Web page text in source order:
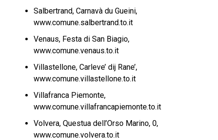
Salbertrand, Carnavà du Gueini,
www.comune.salbertrand.to.it
Venaus, Festa di San Biagio,
www.comune.venaus.to.it
Villastellone, Carleve’ dij Rane’,
www.comune.villastellone.to.it
Villafranca Piemonte,
www.comune.villafrancapiemonte.to.it
Volvera, Questua dell’Orso Marino, 0,
www.comune.volvera.to.it